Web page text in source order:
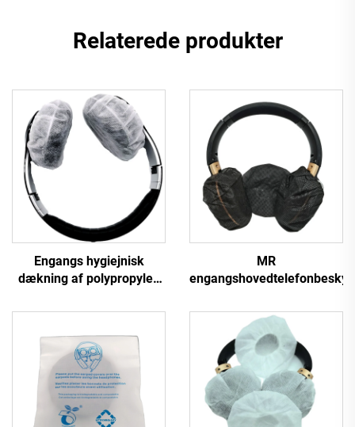
Relaterede produkter
Engangs hygiejnisk
dækning af polypropylen
vævet
MR